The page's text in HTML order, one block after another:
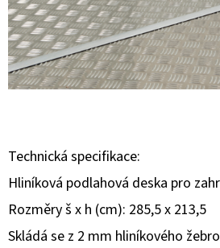
Technická specifikace:
Hliníková podlahová deska pro
Rozměry š x h (cm): 285,5 x 213,5
Skládá se z 2 mm hliníkového
T
E
N
Í
T
?